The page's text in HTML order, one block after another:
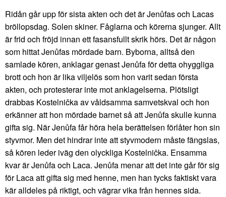
Ridån går upp för sista akten och det är Jenůfas och Lacas
bröllopsdag. Solen skiner. Fåglarna och körerna sjunger. Allt
är frid och fröjd innan ett fasansfullt skrik hörs. Det är någon
som hittat Jenůfas mördade barn. Byborna, alltså den
samlade kören, anklagar genast Jenůfa för detta ohyggliga
brott och hon är lika viljelös som hon varit sedan första
akten, och protesterar inte mot anklagelserna. Plötsligt
drabbas Kostelnička av våldsamma samvetskval och hon
erkänner att hon mördade barnet så att Jenůfa skulle kunna
gifta sig. När Jenůfa får höra hela berättelsen förlåter hon sin
styvmor. Men det hindrar inte att styvmodern måste fängslas,
så kören leder iväg den olyckliga Kostelnička. Ensamma
kvar är Jenůfa och Laca. Jenůfa menar att det inte går för sig
för Laca att gifta sig med henne, men han tycks faktiskt vara
kär alldeles på riktigt, och vägrar vika från hennes sida.